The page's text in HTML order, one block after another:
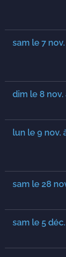
sam le 7 nov.
dim le 8 nov.
lun le 9 nov.
sam le 28
sam le 5 déc.